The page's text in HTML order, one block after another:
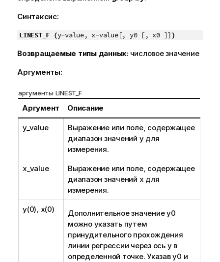
Синтаксис:
LINEST_F (y-value, x-value[, y0 [, x0 ]] )
Возвращаемые типы данных: числовое значение
Аргументы:
аргументы LINEST_F
Аргумент Описание
y_value
Выражение или поле, содержащее
диапазон значений yдля
измерения.
x_value
Выражение или поле, содержащее
диапазон значений x для
измерения.
y(0), x(0) Дополнительное значениеy0
можно указать путем
принудительного прохождения
линии регрессии через ось y в
определенной точке. Указавy0 и